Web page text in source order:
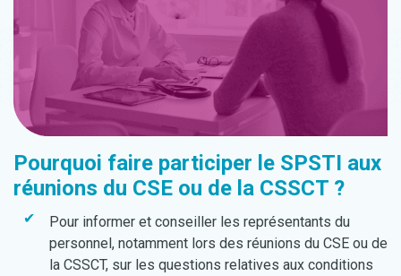
Pourquoi faire participer le SPSTI aux
réunions du CSE ou de la CSSCT ?
Pour informer et conseiller les représentants du
personnel, notamment lors des réunions du CSE ou de
la CSSCT, sur les questions relatives aux conditions